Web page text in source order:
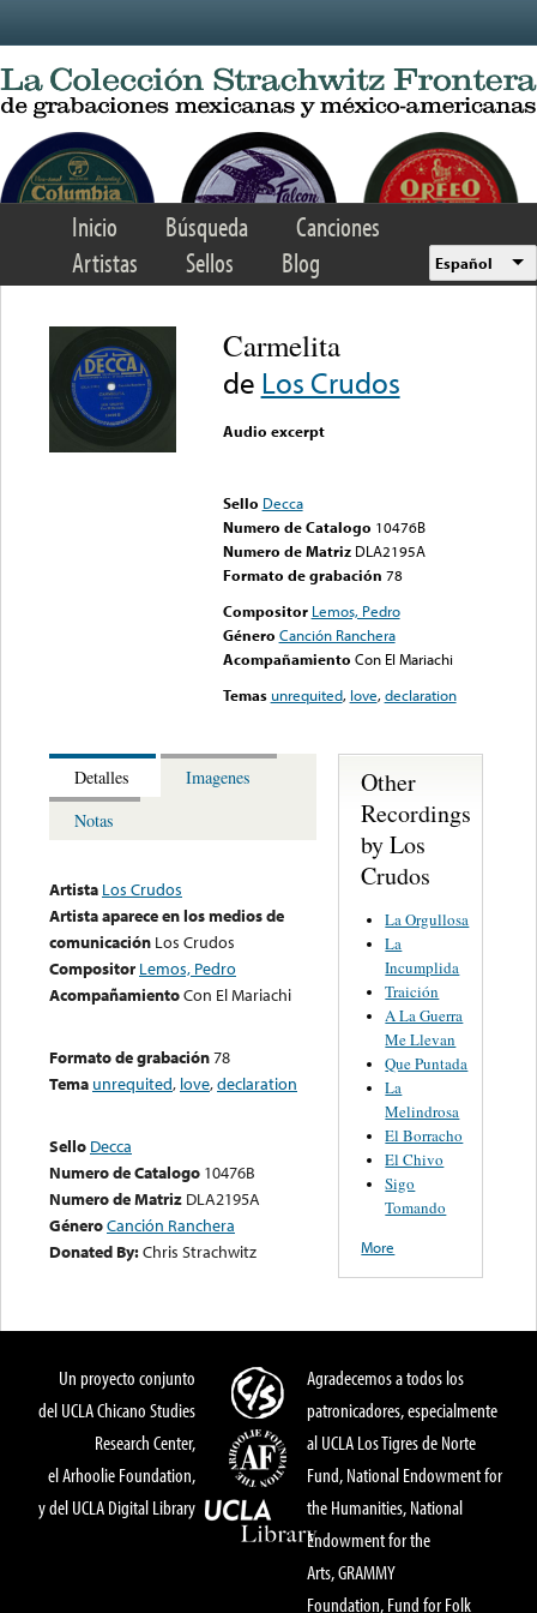
Inicio Búsqueda
Canciones
Artistas
Sellos Blog Español
Carmelita
de Los Crudos
Audio excerpt
Sello Decca
Numero de Catalogo 10476B
Numero de Matriz DLA2195A
Formato de grabación 78
Compositor Lemos, Pedro
Género Canción Ranchera
Acompañamiento Con El Mariachi
Temas unrequited, love,declaration
Detalles
Imagenes
Notas
Artista Los Crudos
Artista aparece en los medios de
comunicación Los Crudos
Compositor Lemos, Pedro
AcompañamientoCon El Mariachi
Formato de grabación78
Tema unrequited, love,declaration
Sello Decca
Numero de Catalogo 10476B
Numero de Matriz DLA2195A
GéneroCanción Ranchera
Donated By:Chris Strachwitz
Other
Recordings
by Los
Crudos
La Orgullosa
La
Incumplida
Traición
A La Guerra
Me Llevan
Que Puntada
La
Melindrosa
El Borracho
El Chivo
Sigo
Tomando
More
Un proyecto conjunto
del UCLA Chicano Studies
Research Center,
el Arhoolie Foundation,
y del UCLA Digital Library
Agradecemos a todos los
patronicadores, especialmente
al UCLA Los Tigres de Norte
Fund, National Endowment for
the Humanities, National
Endowment for the
Arts, GRAMMY
Foundation, Fund for Folk